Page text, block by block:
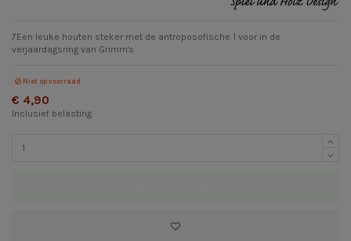
7Een leuke houten steker met de antroposofische 1 voor in de
verjaardagsring van Grimm's
Niet op voorraad
€ 4,90
Inclusief belasting